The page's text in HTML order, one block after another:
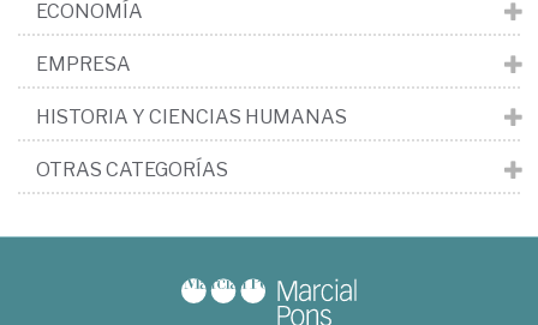
ECONOMÍA
EMPRESA
HISTORIA Y CIENCIAS HUMANAS
OTRAS CATEGORÍAS